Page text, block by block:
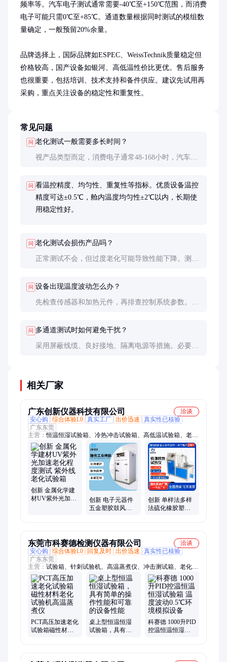
频率等。汽车电子测试通常需要-40℃至+150℃范围，而消费
电子可能只需0℃至+85℃。通道数量根据同时测试的模组数
量确定，一般预留20%余量。
品牌选择上，国际品牌如ESPEC、WeissTechnik质量稳定但
价格较高，国产设备如银河、高低温性价比更优。售后服务
也很重要，包括培训、技术支持和备件供应。建议先试用再
采购，重点关注设备的稳定性和重复性。
常见问题
问 老化测试一般需要多长时间？
视产品类型而定，消费电子通常48-168小时，汽车电
问 看温控精度、均匀性、重复性等指标。优质设备温控
精度可达±0.5℃，舱内温度均匀性±2℃以内，长期使
用稳定性好。
问 老化测试会损伤产品吗？
正常测试不会，但过度老化可能导致性能下降。测试
问 设备出现温度波动怎么办？
先检查传感器和加热元件，再排查控制系统参数。
问 多通道测试时如何避免干扰？
采用屏蔽线缆、良好接地、隔离电源等措施。必要时
相关厂家
广东创新仪器科技有限公司
洽谈
安心购
综合体验L0 真实工厂 出价迅速
真实性已核验
广东东莞
主营：恒温恒湿试验箱、冷热冲击试验箱、高低温试验箱、老化
试验箱、紫外光老化试验箱、高低温湿热老化试验箱、高低温老
化试验箱、塔式紫外线老化试验机、热变形维卡测试仪、盐雾试
验箱、拉力试验机、电磁震动试验台、万能材料试验机、可程式
高低温试验箱、三箱式冷热冲击试验箱、可编程恒温恒湿试验
箱、温湿度循环试验箱、高低温湿热交变试验箱、冲击试验机、
高低温冲击试验箱、快速温变试验箱、快温变试验箱、双柱万能
材料试验机、单柱拉力试验机、金相磨抛机
创新 金属化学建
材UV紫外光加速
创新 电子元器件
五金塑胶鼓风干
创新 单样法多样
法硫化橡胶塑料
东莞市科赛德检测仪器有限公司
洽谈
安心购
综合体验L0 回复及时 出价迅速
真实性已核验
广东东莞
主营： 试验箱、针刺试验机、高温蒸煮仪、冲击测试箱、老化试
验机、太阳光老化箱、光老化测试仪、高低温测试箱、恒温恒湿
测试仪、冷热冲击测试机、机械冲击测试台、冲击实验机、冲击
试验台、温度冲击箱、冲击试验机、恒温恒湿机、恒温恒湿箱、
温湿度循环机、高低温实验箱、耐气候试验机、电工电子零部
件、温度变化实验箱、恒温恒湿实验箱、全光谱耐气候箱、恒温
恒湿试验机
PCT高压加速老化
试验箱磁性材料
桌上型恒温恒湿
试验箱，具有简
科赛德 1000升PID
控温恒温恒湿试